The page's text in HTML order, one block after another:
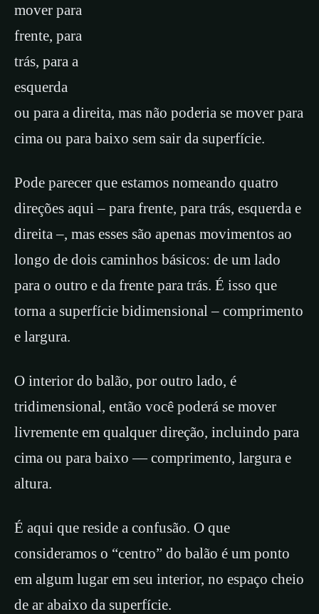
mover para
frente, para
trás, para a
esquerda
ou para a direita, mas não poderia se mover para
cima ou para baixo sem sair da superfície.
Pode parecer que estamos nomeando quatro
direções aqui – para frente, para trás, esquerda e
direita –, mas esses são apenas movimentos ao
longo de dois caminhos básicos: de um lado
para o outro e da frente para trás. É isso que
torna a superfície bidimensional – comprimento
e largura.
O interior do balão, por outro lado, é
tridimensional, então você poderá se mover
livremente em qualquer direção, incluindo para
cima ou para baixo — comprimento, largura e
altura.
É aqui que reside a confusão. O que
consideramos o “centro” do balão é um ponto
em algum lugar em seu interior, no espaço cheio
de ar abaixo da superfície.